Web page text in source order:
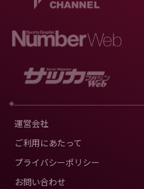
運営会社
ご利用にあたって
プライバシーポリシー
お問い合わせ